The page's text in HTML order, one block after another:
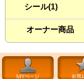
シール(1)
オーナー商品